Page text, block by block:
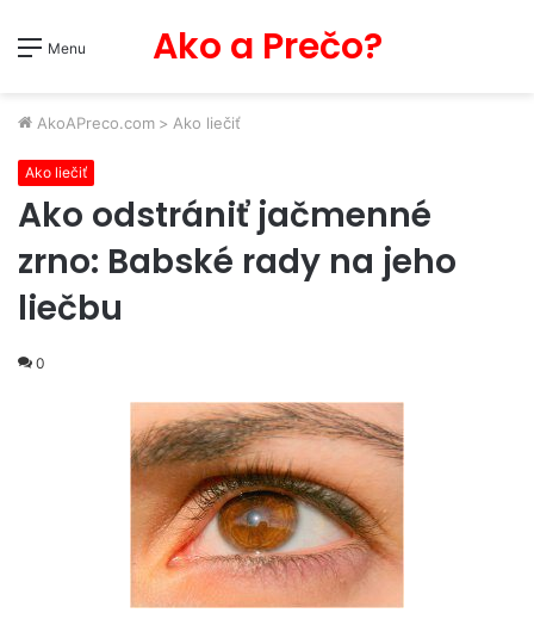
Menu Ako a Prečo?
AkoAPreco.com > Ako liečiť
Ako liečiť
Ako odstrániť jačmenné
zrno: Babské rady na jeho
liečbu
0